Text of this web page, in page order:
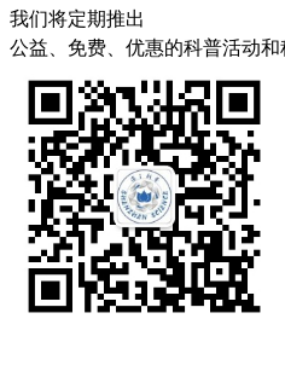
我们将定期推出
公益、免费、优惠的科普活动和